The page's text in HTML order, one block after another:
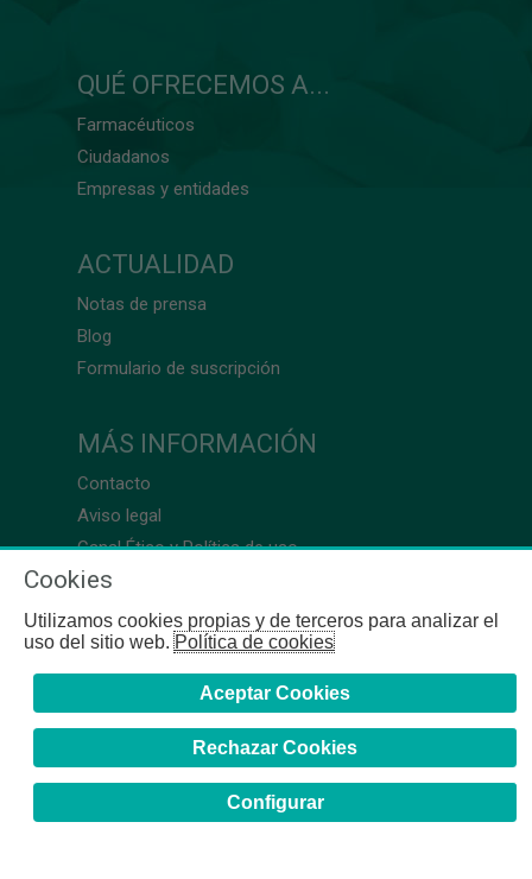
QUÉ OFRECEMOS A...
Farmacéuticos
Ciudadanos
Empresas y entidades
ACTUALIDAD
Notas de prensa
Blog
Formulario de suscripción
MÁS INFORMACIÓN
Contacto
Aviso legal
Canal Ético y Política de uso
Cookies
Utilizamos cookies propias y de terceros para analizar el
uso del sitio web.Política de cookies
Aceptar Cookies
Rechazar Cookies
Configurar